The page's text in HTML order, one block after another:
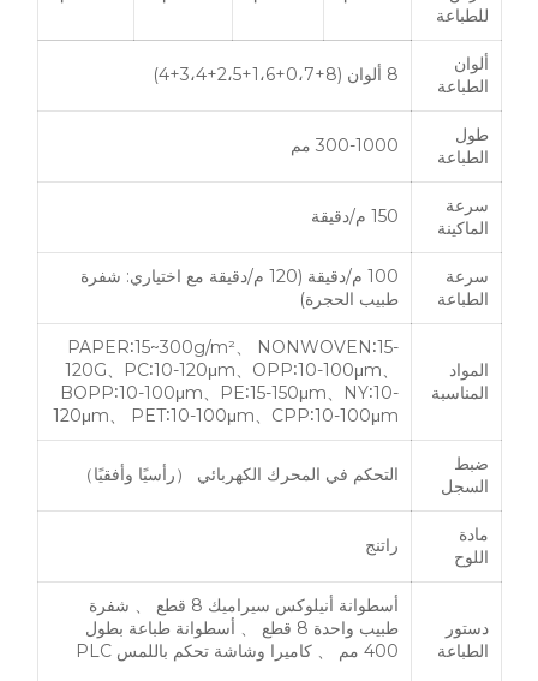
للطباعة
ألوان
الطباعة
8 ألوان (8+0،7+1،6+2،5+3،4+4)
طول
الطباعة
300-1000 مم
سرعة
الماكينة
150 م/دقيقة
سرعة
الطباعة
100 م/دقيقة (120 م/دقيقة مع اختياري: شفرة
طبيب الحجرة)
المواد
المناسبة
PAPER∶15~300g/m²、 NONWOVEN∶15-
120G、PC∶10-120μm、OPP∶10-100μm、
BOPP∶10-100μm、PE∶15-150μm、NY∶10-
120μm、 PET∶10-100μm、CPP∶10-100μm
ضبط
السجل
التحكم في المحرك الكهربائي （رأسيًا وأفقيًا）
مادة
اللوح
راتنج
دستور
الطباعة
أسطوانة أنيلوكس سيراميك 8 قطع 、 شفرة
طبيب واحدة 8 قطع 、 أسطوانة طباعة بطول
400 مم 、 كاميرا وشاشة تحكم باللمس PLC